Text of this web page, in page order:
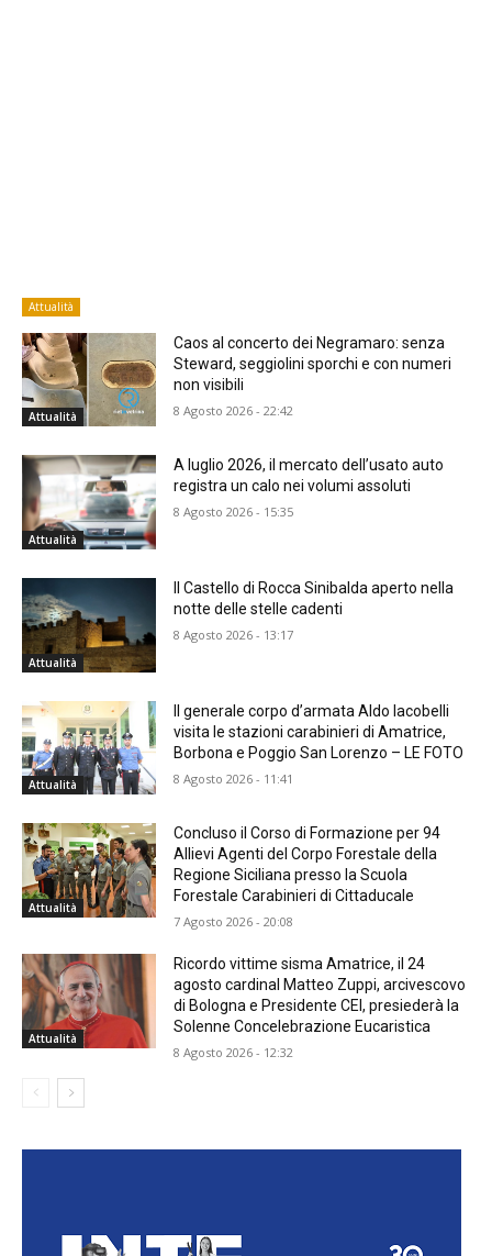
Attualità
Attualità
Caos al concerto dei Negramaro: senza
Steward, seggiolini sporchi e con numeri
non visibili
8 Agosto 2026 - 22:42
Attualità
A luglio 2026, il mercato dell’usato auto
registra un calo nei volumi assoluti
8 Agosto 2026 - 15:35
Attualità
Il Castello di Rocca Sinibalda aperto nella
notte delle stelle cadenti
8 Agosto 2026 - 13:17
Attualità
Il generale corpo d’armata Aldo Iacobelli
visita le stazioni carabinieri di Amatrice,
Borbona e Poggio San Lorenzo – LE FOTO
8 Agosto 2026 - 11:41
Attualità
Concluso il Corso di Formazione per 94
Allievi Agenti del Corpo Forestale della
Regione Siciliana presso la Scuola
Forestale Carabinieri di Cittaducale
7 Agosto 2026 - 20:08
Attualità
Ricordo vittime sisma Amatrice, il 24
agosto cardinal Matteo Zuppi, arcivescovo
di Bologna e Presidente CEI, presiederà la
Solenne Concelebrazione Eucaristica
8 Agosto 2026 - 12:32